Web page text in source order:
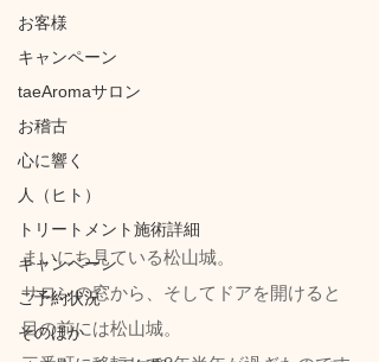
お客様
キャンペーン
taeAromaサロン
お稽古
心に響く
人（ヒト）
トリートメント施術詳細
キャンペーン
ご予約状況
そのほか
まいにち見ている松山城。
サロンの窓から、そしてドアを開けると
目の前には松山城。